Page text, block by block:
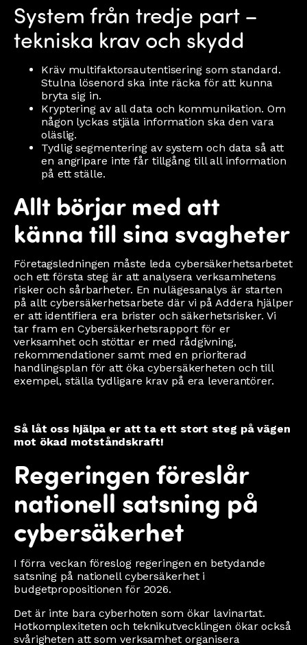
System från tredje part –
tekniska krav och skydd
Kräv multifaktorsautentisering som standard.
Stulna lösenord ska inte räcka för att kunna
bryta sig in.
Kryptering av all data och kommunikation. Om
någon lyckas stjäla information ska den vara
oläslig.
Tydlig segmentering av system och data så att
en angripare inte får tillgång till all information
på ett ställe.
Allt börjar med att
känna till sina svagheter
Företagsledningen måste leda cybersäkerhetsarbetet
och ett första steg är att analysera verksamhetens
risker och sårbarheter. En nulägesanalys är starten
på allt cybersäkerhetsarbete där vi på Addera hjälper
er att identifiera era brister och säkerhetsrisker. Vi
tar fram en Cybersäkerhetsrapport för er
verksamhet och stöttar er med rådgivning,
rekommendationer samt med en prioriterad
handlingsplan för att öka cybersäkerheten och till
exempel, ställa tydligare krav på era leverantörer.
Så låt oss hjälpa er att ta ett stort steg på vägen
mot ökad motståndskraft!
Regeringen föreslår
nationell satsning på
cybersäkerhet
I förra veckan föreslog regeringen en betydande
satsning på nationell cybersäkerhet i
budgetpropositionen för 2026.
Det är inte bara cyberhoten som ökar lavinartat.
Hotkomplexiteten och teknikutvecklingen ökar också
svårigheten att som verksamhet organisera